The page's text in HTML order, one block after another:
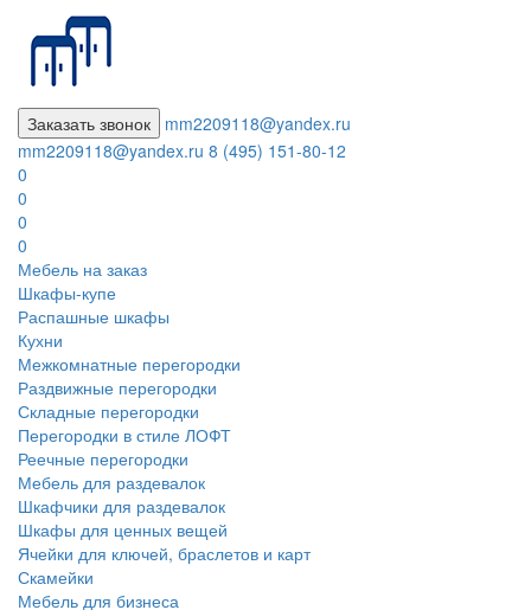
Заказать звонок
mm2209118@yandex.ru
mm2209118@yandex.ru 8 (495) 151-80-12
0
0
0
0
Мебель на заказ
Шкафы-купе
Распашные шкафы
Кухни
Межкомнатные перегородки
Раздвижные перегородки
Складные перегородки
Перегородки в стиле ЛОФТ
Реечные перегородки
Мебель для раздевалок
Шкафчики для раздевалок
Шкафы для ценных вещей
Ячейки для ключей, браслетов и карт
Скамейки
Мебель для бизнеса